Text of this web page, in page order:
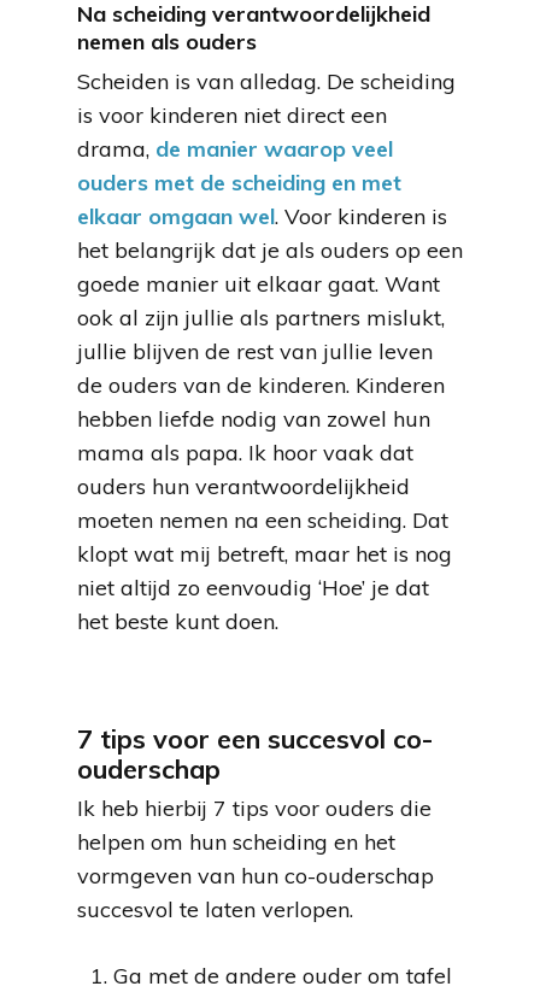
Na scheiding verantwoordelijkheid
nemen als ouders
Scheiden is van alledag. De scheiding
is voor kinderen niet direct een
drama, de manier waarop veel
ouders met de scheiding en met
elkaar omgaan wel. Voor kinderen is
het belangrijk dat je als ouders op een
goede manier uit elkaar gaat. Want
ook al zijn jullie als partners mislukt,
jullie blijven de rest van jullie leven
de ouders van de kinderen. Kinderen
hebben liefde nodig van zowel hun
mama als papa. Ik hoor vaak dat
ouders hun verantwoordelijkheid
moeten nemen na een scheiding. Dat
klopt wat mij betreft, maar het is nog
niet altijd zo eenvoudig ‘Hoe’ je dat
het beste kunt doen.
7 tips voor een succesvol co-
ouderschap
Ik heb hierbij 7 tips voor ouders die
helpen om hun scheiding en het
vormgeven van hun co-ouderschap
succesvol te laten verlopen.
Ga met de andere ouder om tafel